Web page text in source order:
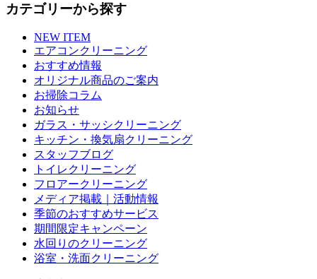
カテゴリーから探す
NEW ITEM
エアコンクリーニング
おすすめ情報
オリジナル商品のご案内
お掃除コラム
お知らせ
ガラス・サッシクリーニング
キッチン・換気扇クリーニング
スタッフブログ
トイレクリーニング
フロアークリーニング
メディア掲載｜活動情報
季節のおすすめサービス
期間限定キャンペーン
水回りのクリーニング
浴室・洗面クリーニング